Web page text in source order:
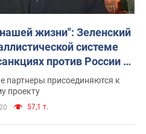
жизни": Зеленский
системе
против России и
аграриев. Видео
партнеры присоединяются к
проекту
57,1 т.